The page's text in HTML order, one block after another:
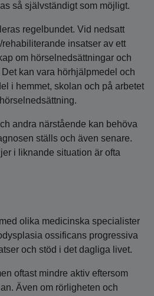
så självständigt som möjligt.
regelbundet. Vid nedsatt
insatser av ett
om hörselnedsättningar och
kan vara hörhjälpmedel och
i hemmet, skolan och på arbetet
andra närstående kan behöva
ställs och även senare.
i liknande situation är ofta
olika medicinska specialister
ossificans progressiva
och stöd i det dagliga livet.
oftast mindre aktiv eftersom
Även om rörligheten och